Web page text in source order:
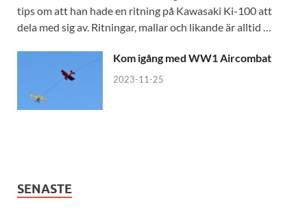
tips om att han hade en ritning på Kawasaki Ki-100 att
dela med sig av. Ritningar, mallar och likande är alltid …
Kom igång med WW1 Aircombat
2023-11-25
SENASTE